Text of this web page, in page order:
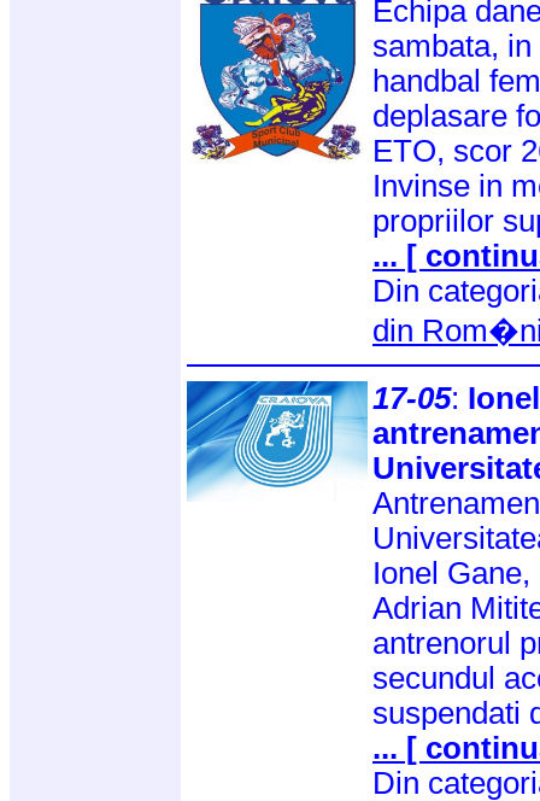
Echipa
sambata,
handbal
deplasare
ETO, scor
Invinse in
propriilor
... [
Din
din
17-05:
Ionel
Adrian
antrenorul
secundul
suspendati
... [
Din